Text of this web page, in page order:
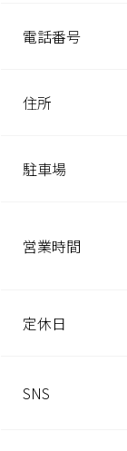
電話番号
住所
駐車場
営業時間
定休日
SNS